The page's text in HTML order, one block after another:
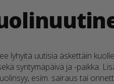
lyhyitä uutisia äskettäin
syntymäpäivä ja -paikka.
esim. sairaus tai